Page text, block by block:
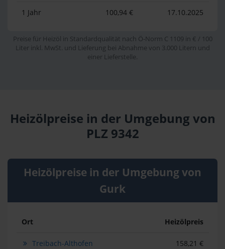
1 Jahr 100,94 € 17.10.2025
Preise für Heizöl in Standardqualität nach Ö-Norm C 1109 in € / 100
Liter inkl. MwSt. und Lieferung bei Abnahme von 3.000 Litern und
einer Lieferstelle.
Heizölpreise in der Umgebung von
PLZ 9342
Heizölpreise in der Umgebung von
Gurk
Ort Heizölpreis
Treibach-Althofen 158,21 €